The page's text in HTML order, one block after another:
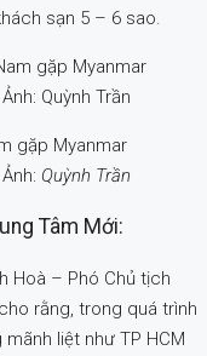
sạn 5 – 6 sao.
gặp Myanmar
Quỳnh Trần
Tâm Mới:
Hoà – Phó Chủ tịch
rằng, trong quá trình
liệt như TP HCM